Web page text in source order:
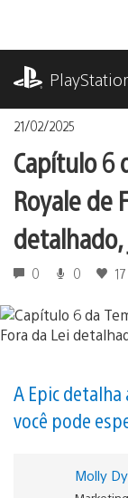
o
conteúdo
21/02/2025
Capítulo 6
Royale de
0 0 17
A Epic detalha
você pode
Molly